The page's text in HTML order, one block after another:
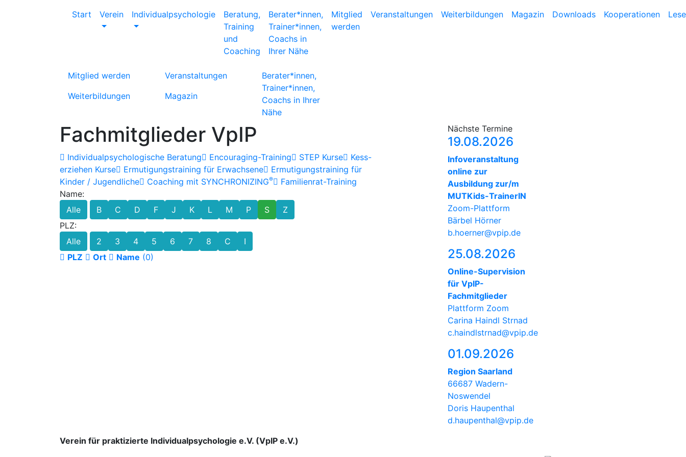
Start Verein Individualpsychologie
Beratung,
Training
und
Coaching
Berater*innen,
Trainer*innen,
Coachs in
Ihrer Nähe
Mitglied
werden
Veranstaltungen Weiterbildungen Magazin Downloads Kooperationen
Mitglied werden
Weiterbildungen
Veranstaltungen
Magazin
Berater*innen,
Trainer*innen,
Coachs in Ihrer
Nähe
Fachmitglieder VpIP
Individualpsychologische Beratung Encouraging-Training STEP Kurse
Kess-
erziehen Kurse
Ermutigungstraining für Erwachsene
Ermutigungstraining für
Kinder / Jugendliche
Coaching mit SYNCHRONIZING®
Familienrat-Training
Name:
Alle
B C D F J K L M P S
Z
PLZ:
Alle
2 3 4 5 6 7 8 C
I
PLZ
Ort Name (0)
Nächste Termine
19.08.2026
Infoveranstaltung
online zur
Ausbildung zur/m
MUTKids-TrainerIN
Zoom-Plattform
Bärbel Hörner
b.hoerner@vpip.de
25.08.2026
Online-Supervision
für VpIP-
Fachmitglieder
Plattform Zoom
Carina Haindl Strnad
c.haindlstrnad@vpip.de
01.09.2026
Region Saarland
66687 Wadern-
Noswendel
Doris Haupenthal
d.haupenthal@vpip.de
Verein für praktizierte Individualpsychologie e.V. (VpIP e.V.)